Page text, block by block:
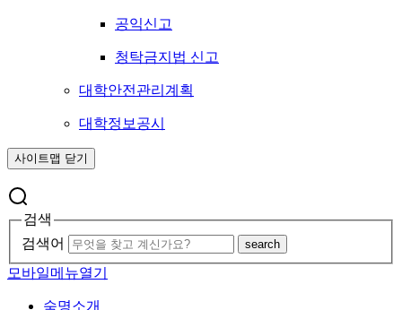
공익신고
청탁금지법 신고
대학안전관리계획
대학정보공시
사이트맵 닫기
검색
검색어
search
모바일메뉴열기
숙명소개